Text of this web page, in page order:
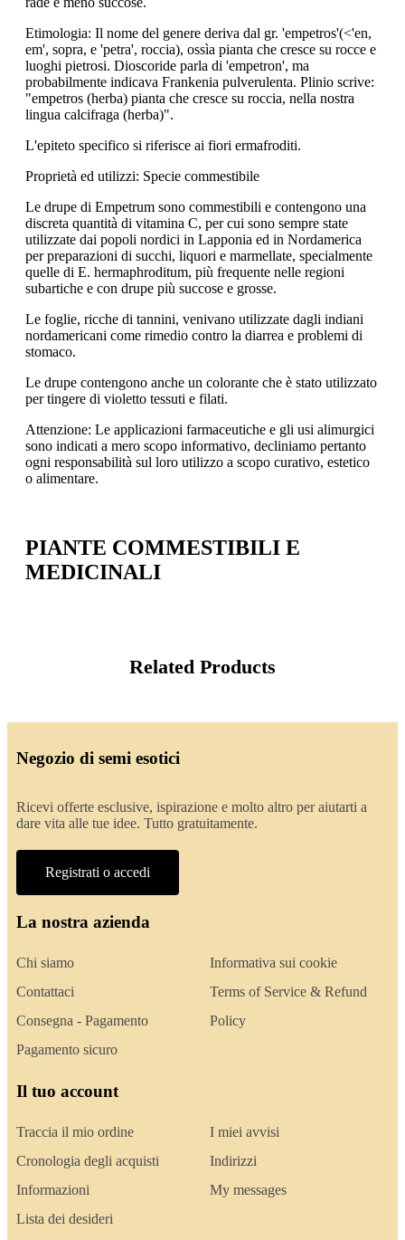
Etimologia: Il nome del genere deriva dal gr. 'empetros'(<'en,
em', sopra, e 'petra', roccia), ossìa pianta che cresce su rocce e
luoghi pietrosi. Dioscoride parla di 'empetron', ma
probabilmente indicava Frankenia pulverulenta. Plinio scrive:
"empetros (herba) pianta che cresce su roccia, nella nostra
lingua calcifraga (herba)".
L'epiteto specifico si riferisce ai fiori ermafroditi.
Proprietà ed utilizzi: Specie commestibile
Le drupe di Empetrum sono commestibili e contengono una
discreta quantità di vitamina C, per cui sono sempre state
utilizzate dai popoli nordici in Lapponia ed in Nordamerica
per preparazioni di succhi, liquori e marmellate, specialmente
quelle di E. hermaphroditum, più frequente nelle regioni
subartiche e con drupe più succose e grosse.
Le foglie, ricche di tannini, venivano utilizzate dagli indiani
nordamericani come rimedio contro la diarrea e problemi di
stomaco.
Le drupe contengono anche un colorante che è stato utilizzato
per tingere di violetto tessuti e filati.
Attenzione: Le applicazioni farmaceutiche e gli usi alimurgici
sono indicati a mero scopo informativo, decliniamo pertanto
ogni responsabilità sul loro utilizzo a scopo curativo, estetico
o alimentare.
PIANTE COMMESTIBILI E
MEDICINALI
Related Products
Negozio di semi esotici
Ricevi offerte esclusive, ispirazione e molto altro per aiutarti a
dare vita alle tue idee. Tutto gratuitamente.
Registrati o accedi
La nostra azienda
Chi siamo
Contattaci
Consegna - Pagamento
Pagamento sicuro
Informativa sui cookie
Terms of Service & Refund
Policy
Il tuo account
Traccia il mio ordine
Cronologia degli acquisti
Informazioni
Lista dei desideri
I miei avvisi
Indirizzi
My messages